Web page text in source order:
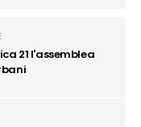
21 l'assemblea